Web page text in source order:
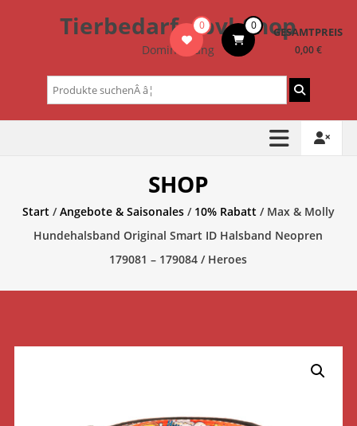
Tierbedarf – bvl-Shop
Dominik Lang
0 0 GESAMTPREIS
0,00 €
Suchen
nach:
SHOP
Start/Angebote & Saisonales/ 10% Rabatt/ Max & Molly
Hundehalsband Original Smart ID Halsband Neopren
179081 – 179084 / Heroes